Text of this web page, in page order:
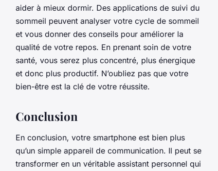
aider à mieux dormir. Des applications de suivi du
sommeil peuvent analyser votre cycle de sommeil
et vous donner des conseils pour améliorer la
qualité de votre repos. En prenant soin de votre
santé, vous serez plus concentré, plus énergique
et donc plus productif. N’oubliez pas que votre
bien-être est la clé de votre réussite.
Conclusion
En conclusion, votre smartphone est bien plus
qu’un simple appareil de communication. Il peut se
transformer en un véritable assistant personnel qui